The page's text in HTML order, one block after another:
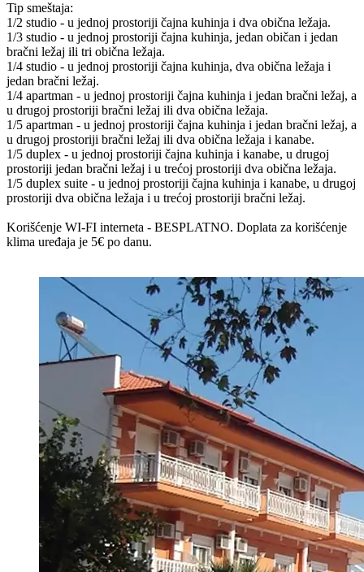
Tip smeštaja:
1/2 studio - u jednoj prostoriji čajna kuhinja i dva obična ležaja.
1/3 studio - u jednoj prostoriji čajna kuhinja, jedan običan i jedan
bračni ležaj ili tri obična ležaja.
1/4 studio - u jednoj prostoriji čajna kuhinja, dva obična ležaja i
jedan bračni ležaj.
1/4 apartman - u jednoj prostoriji čajna kuhinja i jedan bračni ležaj, a
u drugoj prostoriji bračni ležaj ili dva obična ležaja.
1/5 apartman - u jednoj prostoriji čajna kuhinja i jedan bračni ležaj, a
u drugoj prostoriji bračni ležaj ili dva obična ležaja i kanabe.
1/5 duplex - u jednoj prostoriji čajna kuhinja i kanabe, u drugoj
prostoriji jedan bračni ležaj i u trećoj prostoriji dva obična ležaja.
1/5 duplex suite - u jednoj prostoriji čajna kuhinja i kanabe, u drugoj
prostoriji dva obična ležaja i u trećoj prostoriji bračni ležaj.
Korišćenje WI-FI interneta - BESPLATNO. Doplata za korišćenje
klima uređaja je 5€ po danu.